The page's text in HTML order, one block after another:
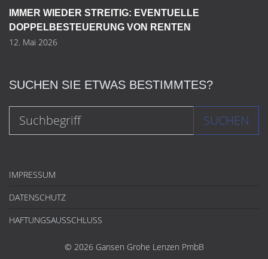
IMMER WIEDER STREITIG: EVENTUELLE
DOPPELBESTEUERUNG VON RENTEN
12. Mai 2026
SUCHEN SIE ETWAS BESTIMMTES?
SUCHEN
IMPRESSUM
DATENSCHUTZ
HAFTUNGSAUSSCHLUSS
© 2026 Gansen Grohe Lenzen PmbB